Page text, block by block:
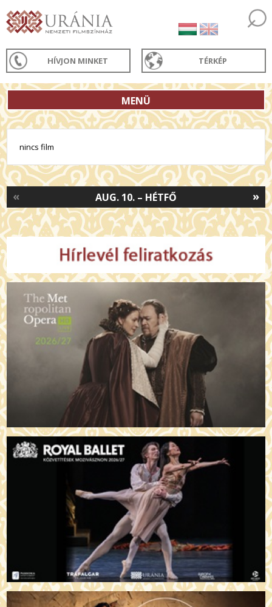
HÍVJON MINKET TÉRKÉP
MENÜ
nincs film
»
AUG. 10. – HÉTFŐ
«